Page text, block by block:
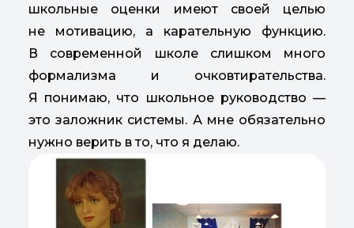
школьные оценки имеют своей целью
не мотивацию, а карательную функцию.
В современной школе слишком много
формализма и очковтирательства.
Я понимаю, что школьное руководство —
это заложник системы. А мне обязательно
нужно верить в то, что я делаю.